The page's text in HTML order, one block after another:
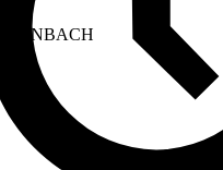
HORNBACH